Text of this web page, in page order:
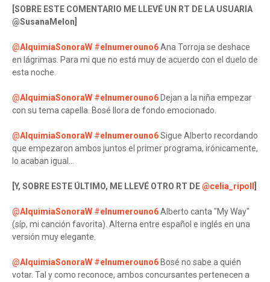
[SOBRE ESTE COMENTARIO ME LLEVÉ UN RT DE LA USUARIA
@SusanaMelon]
@AlquimiaSonoraW #elnumerouno6Ana Torroja se deshace
en lágrimas. Para mi que no está muy de acuerdo con el duelo de
esta noche.
@AlquimiaSonoraW #elnumerouno6 Dejan a la niña empezar
con su tema capella. Bosé llora de fondo emocionado.
@AlquimiaSonoraW #elnumerouno6Sigue Alberto recordando
que empezaron ambos juntos el primer programa, irónicamente,
lo acaban igual...
[Y, SOBRE ESTE ÚLTIMO, ME LLEVÉ OTRO RT DE@celia_ripoll
@AlquimiaSonoraW #elnumerouno6Alberto canta "My Way"
(síp, mi canción favorita). Alterna entre español e inglés en una
versión muy elegante.
@AlquimiaSonoraW #elnumerouno6 Bosé no sabe a quién
votar. Tal y como reconoce, ambos concursantes pertenecen a